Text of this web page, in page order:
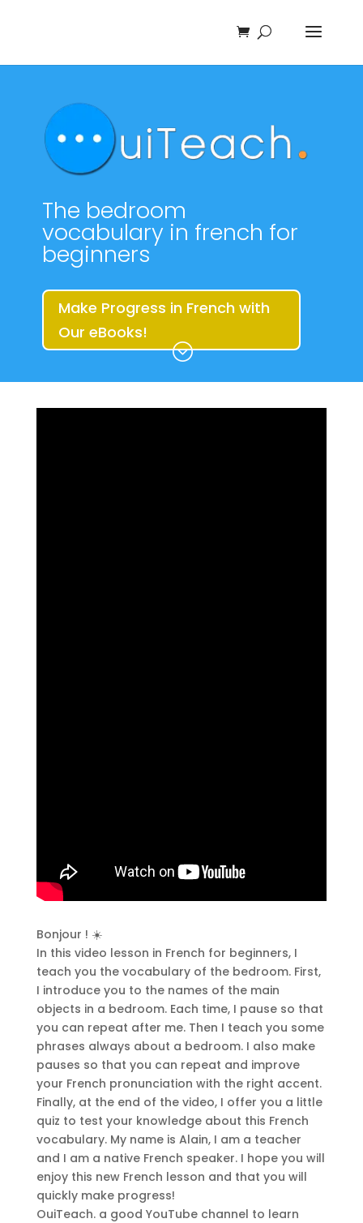
The bedroom
vocabulary in french for
beginners
Make Progress in French with
Our eBooks!
;
Bonjour ! ☀️
In this video lesson in French for beginners, I
teach you the vocabulary of the bedroom. First,
I introduce you to the names of the main
objects in a bedroom. Each time, I pause so that
you can repeat after me. Then I teach you some
phrases always about a bedroom. I also make
pauses so that you can repeat and improve
your French pronunciation with the right accent.
Finally, at the end of the video, I offer you a little
quiz to test your knowledge about this French
vocabulary. My name is Alain, I am a teacher
and I am a native French speaker. I hope you will
enjoy this new French lesson and that you will
quickly make progress!
OuiTeach. a good YouTube channel to learn